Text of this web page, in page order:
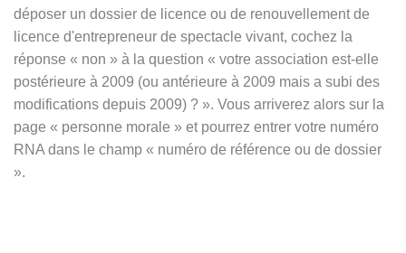
déposer un dossier de licence ou de renouvellement de
licence d'entrepreneur de spectacle vivant, cochez la
réponse « non » à la question « votre association est-elle
postérieure à 2009 (ou antérieure à 2009 mais a subi des
modifications depuis 2009) ? ». Vous arriverez alors sur la
page « personne morale » et pourrez entrer votre numéro
RNA dans le champ « numéro de référence ou de dossier
».